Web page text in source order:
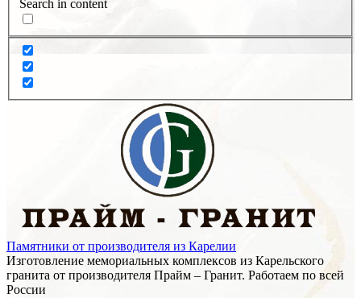
Search in content
Памятники от производителя из Карелии
Изготовление мемориальных комплексов из Карельского
гранита от производителя Прайм – Гранит. Работаем по всей
России